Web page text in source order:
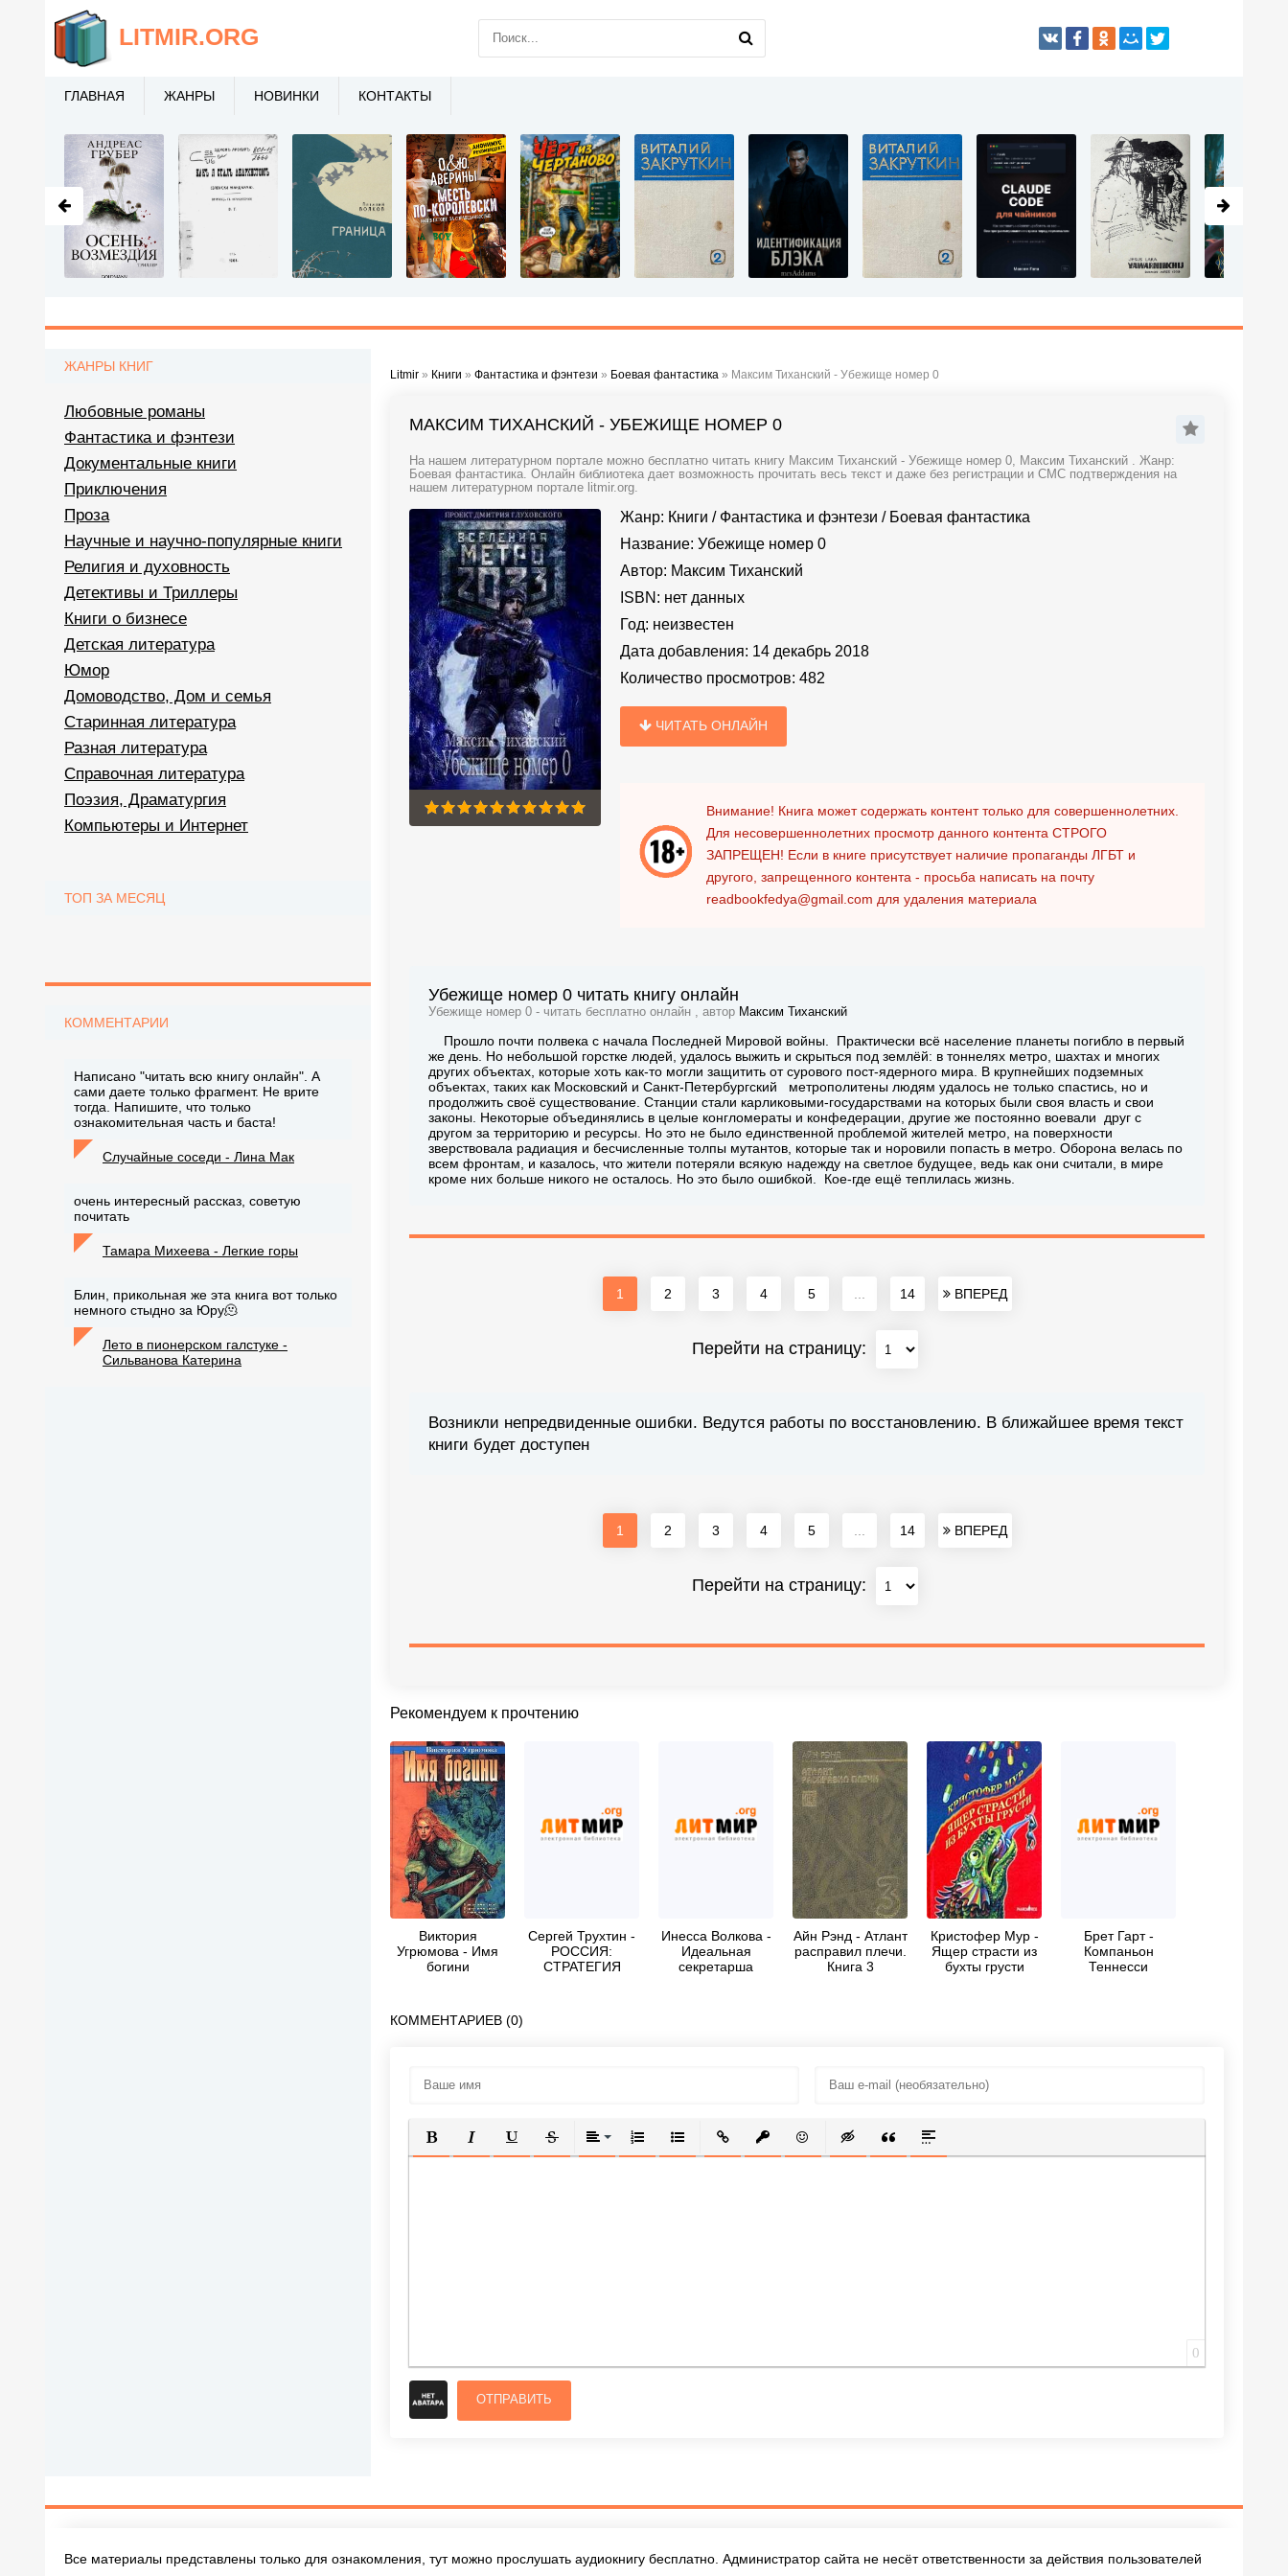
Litmir » Книги » Фантастика и фэнтези » Боевая фантастика » Максим Тиханский - Убежище номер 0
МАКСИМ ТИХАНСКИЙ - УБЕЖИЩЕ НОМЕР 0
На нашем литературном портале можно бесплатно читать книгу Максим Тиханский - Убежище номер 0, Максим Тиханский . Жанр:
Боевая фантастика. Онлайн библиотека дает возможность прочитать весь текст и даже без регистрации и СМС подтверждения на
нашем литературном портале litmir.org.
Жанр: Книги / Фантастика и фэнтези / Боевая фантастика
Название: Убежище номер 0
Автор: Максим Тиханский
ISBN: нет данных
Год: неизвестен
Дата добавления: 14 декабрь 2018
Количество просмотров: 482
ЧИТАТЬ ОНЛАЙН
Внимание! Книга может содержать контент только для совершеннолетних.
Для несовершеннолетних просмотр данного контента СТРОГО
ЗАПРЕЩЕН! Если в книге присутствует наличие пропаганды ЛГБТ и
другого, запрещенного контента - просьба написать на почту
readbookfedya@gmail.com для удаления материала
Убежище номер 0 читать книгу онлайн
Убежище номер 0 - читать бесплатно онлайн , автор Максим Тиханский
Прошло почти полвека с начала Последней Мировой войны. Практически всё население планеты погибло в первый
же день. Но небольшой горстке людей, удалось выжить и скрыться под землёй: в тоннелях метро, шахтах и многих
других объектах, которые хоть как-то могли защитить от сурового пост-ядерного мира. В крупнейших подземных
объектах, таких как Московский и Санкт-Петербургский метрополитены людям удалось не только спастись, но и
продолжить своё существование. Станции стали карликовыми-государствами на которых были своя власть и свои
законы. Некоторые объединялись в целые конгломераты и конфедерации, другие же постоянно воевали друг с
другом за территорию и ресурсы. Но это не было единственной проблемой жителей метро, на поверхности
зверствовала радиация и бесчисленные толпы мутантов, которые так и норовили попасть в метро. Оборона велась по
всем фронтам, и казалось, что жители потеряли всякую надежду на светлое будущее, ведь как они считали, в мире
кроме них больше никого не осталось. Но это было ошибкой. Кое-где ещё теплилась жизнь.
1 2 3 4 5 14 ВПЕРЕД
Перейти на страницу:
Возникли непредвиденные ошибки. Ведутся работы по восстановлению. В ближайшее время текст
книги будет доступен
1 2 3 4 5 14 ВПЕРЕД
Перейти на страницу:
Рекомендуем к прочтению
Виктория
Угрюмова - Имя
богини
Сергей Трухтин -
РОССИЯ:
СТРАТЕГИЯ
Инесса Волкова -
Идеальная
секретарша
Айн Рэнд - Атлант
расправил плечи.
Книга 3
Кристофер Мур -
Ящер страсти из
бухты грусти
Брет Гарт -
Компаньон
Теннесси
КОММЕНТАРИЕВ (0)
ПОЛУЖИРНЫЙ
КУРСИВПОДЧЕРКНУТЫЙ
ЗАЧЕРКНУТЫЙВЫРАВНИВАНИЕ
НУМЕРОВАННЫЙ СПИСОК
МАРКИРОВАННЫЙ СПИСОК
ВСТАВИТЬ ССЫЛКУ
ВСТАВИТЬ ЗАЩИЩЕННУЮ ССЫЛКУ
ВСТАВИТЬ СМАЙЛИК
ВСТАВКА СКРЫТОГО ТЕКСТА
ВСТАВКА ЦИТАТЫ
ВСТАВКА СПОЙЛЕРА
0
ОТПРАВИТЬ
ЖАНРЫ КНИГ
Любовные романы
Фантастика и фэнтези
Документальные книги
Приключения
Проза
Научные и научно-популярные книги
Религия и духовность
Детективы и Триллеры
Книги о бизнесе
Детская литература
Юмор
Домоводство, Дом и семья
Старинная литература
Разная литература
Справочная литература
Поэзия, Драматургия
Компьютеры и Интернет
ТОП ЗА МЕСЯЦ
КОММЕНТАРИИ
Написано "читать всю книгу онлайн". А
сами даете только фрагмент. Не врите
тогда. Напишите, что только
ознакомительная часть и баста!
Случайные соседи - Лина Мак
очень интересный рассказ, советую
почитать
Тамара Михеева - Легкие горы
Блин, прикольная же эта книга вот только
немного стыдно за Юру🫠
Лето в пионерском галстуке -
Сильванова Катерина
LITMIR.ORG
ГЛАВНАЯ ЖАНРЫ НОВИНКИ КОНТАКТЫ
Все материалы представлены только для ознакомления, тут можно прослушать аудиокнигу бесплатно. Администратор сайта не несёт ответственности за действия пользователей